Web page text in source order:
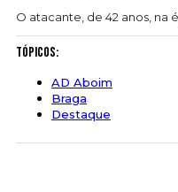
O atacante, de 42 anos, na
Tópicos:
AD Aboim
Braga
Destaque